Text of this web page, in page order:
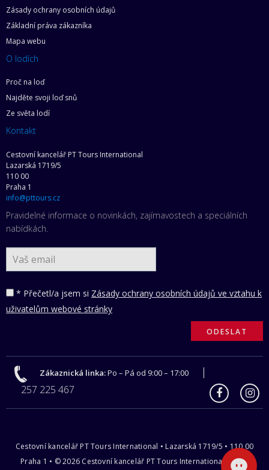
Zásady ochrany osobních údajů
Základní práva zákazníka
Mapa webu
O lodích
Proč na loď
Najděte svoji loď snů
Ze světa lodí
Kontakt
Cestovní kancelář PT Tours International
Lazarská 1719/5
110 00
Praha 1
info@pttours.cz
Pravidelné informace o novinkách, zajímavostech a speciálních
nabídkách.
* Přečetl/a jsem si Zásady ochrany osobních údajů ve vztahu k
uživatelům webové stránky
Zákaznická linka:Po – Pá od 9:00 – 17:00
257 225 467
Cestovní kancelář PT Tours International • Lazarská 1719/5 • 110 00
Praha 1 • © 2026 Cestovní kancelář PT Tours International s.r.o |